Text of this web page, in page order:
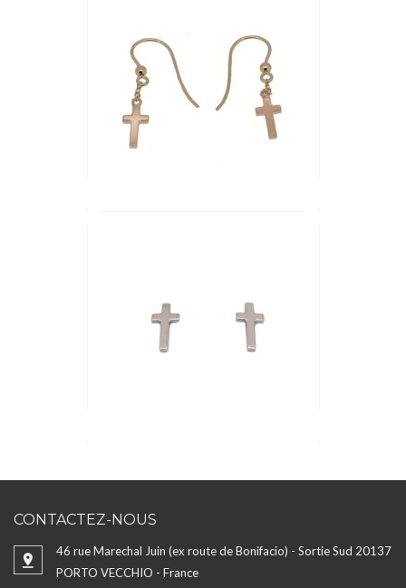
CONTACTEZ-NOUS
46 rue Marechal Juin (ex route de Bonifacio) - Sortie Sud 20137
PORTO VECCHIO - France